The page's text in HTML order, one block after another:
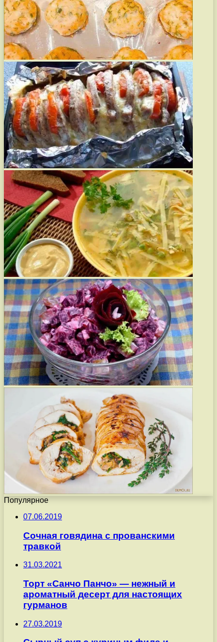
Популярное
07.06.2019
Сочная говядина с прованскими
травкой
31.03.2021
Торт «Санчо Панчо» — нежный и
ароматный десерт для настоящих
гурманов
27.03.2019